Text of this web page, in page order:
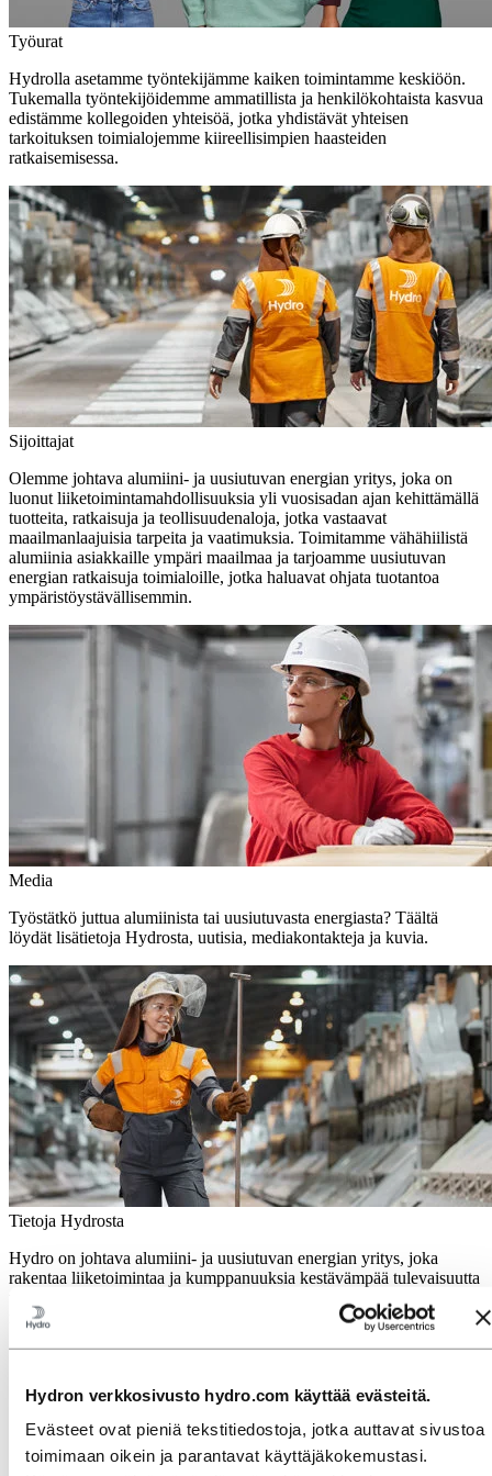
Hydron verkkosivusto hydro.com käyttää evästeitä.
Evästeet ovat pieniä tekstitiedostoja, jotka auttavat sivustoa
toimimaan oikein ja parantavat käyttäjäkokemustasi.
Työurat
Hydrolla asetamme työntekijämme kaiken toimintamme keskiöön.
Tukemalla työntekijöidemme ammatillista ja henkilökohtaista kasvua
edistämme kollegoiden yhteisöä, jotka yhdistävät yhteisen
tarkoituksen toimialojemme kiireellisimpien haasteiden
ratkaisemisessa.
Sijoittajat
Olemme johtava alumiini- ja uusiutuvan energian yritys, joka on
luonut liiketoimintamahdollisuuksia yli vuosisadan ajan kehittämällä
tuotteita, ratkaisuja ja teollisuudenaloja, jotka vastaavat
maailmanlaajuisia tarpeita ja vaatimuksia. Toimitamme vähähiilistä
alumiinia asiakkaille ympäri maailmaa ja tarjoamme uusiutuvan
energian ratkaisuja toimialoille, jotka haluavat ohjata tuotantoa
ympäristöystävällisemmin.
Media
Työstätkö juttua alumiinista tai uusiutuvasta energiasta? Täältä
löydät lisätietoja Hydrosta, uutisia, mediakontakteja ja kuvia.
Tietoja Hydrosta
Hydro on johtava alumiini- ja uusiutuvan energian yritys, joka
rakentaa liiketoimintaa ja kumppanuuksia kestävämpää tulevaisuutta
maassa.
Mene:Alumiini
Toimialat, joita palvelemme
Innovaatio sekä tutkimus- ja kehitystyö